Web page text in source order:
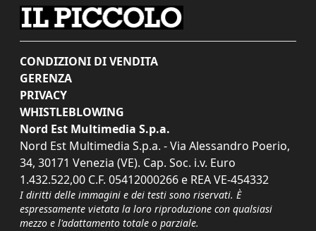
CONDIZIONI DI VENDITA
GERENZA
PRIVACY
WHISTLEBLOWING
Nord Est Multimedia S.p.a.
Nord Est Multimedia S.p.a. - Via Alessandro Poerio,
34, 30171 Venezia (VE). Cap. Soc. i.v. Euro
1.432.522,00 C.F. 05412000266 e REA VE-454332
I diritti delle immagini e dei testi sono riservati. È
espressamente vietata la loro riproduzione con qualsiasi
mezzo e l'adattamento totale o parziale.